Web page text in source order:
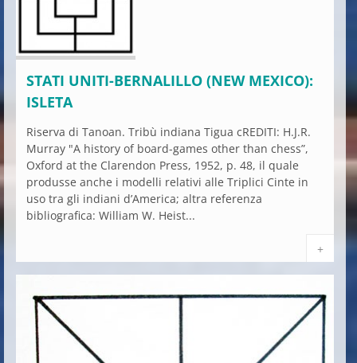
STATI UNITI-BERNALILLO (NEW MEXICO):
ISLETA
Riserva di Tanoan. Tribù indiana Tigua cREDITI: H.J.R.
Murray "A history of board-games other than chess”,
Oxford at the Clarendon Press, 1952, p. 48, il quale
produsse anche i modelli relativi alle Triplici Cinte in
uso tra gli indiani d’America; altra referenza
bibliografica: William W. Heist...
+